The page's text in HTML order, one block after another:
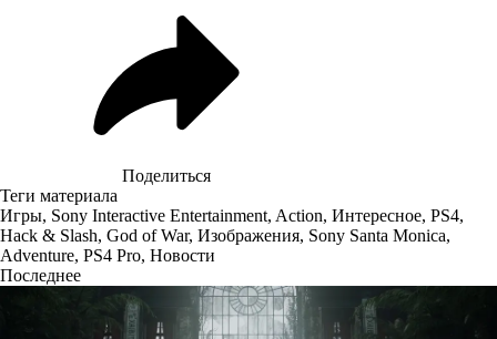
Поделиться
Теги материала
Игры, Sony Interactive Entertainment, Action, Интересное, PS4,
Hack & Slash, God of War, Изображения, Sony Santa Monica,
Adventure, PS4 Pro, Новости
Последнее